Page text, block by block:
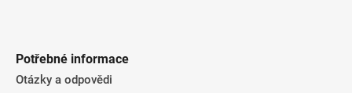
Potřebné informace
Otázky a odpovědi